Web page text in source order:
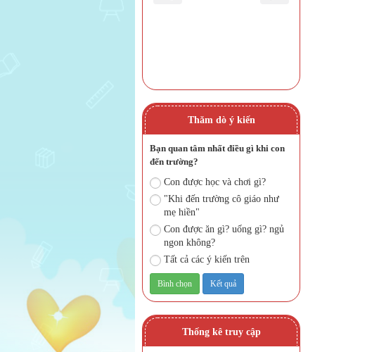
Thăm dò ý kiến
Bạn quan tâm nhất điều gì khi con
đến trường?
Con được học và chơi gì?
"Khi đến trường cô giáo như
mẹ hiền"
Con được ăn gì? uống gì? ngủ
ngon không?
Tất cả các ý kiến trên
Thống kê truy cập